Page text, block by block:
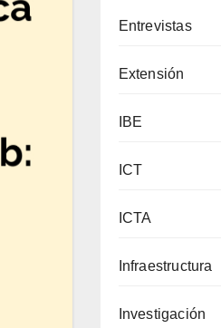
Entrevistas
Extensión
IBE
ICT
ICTA
Infraestructura
Investigación